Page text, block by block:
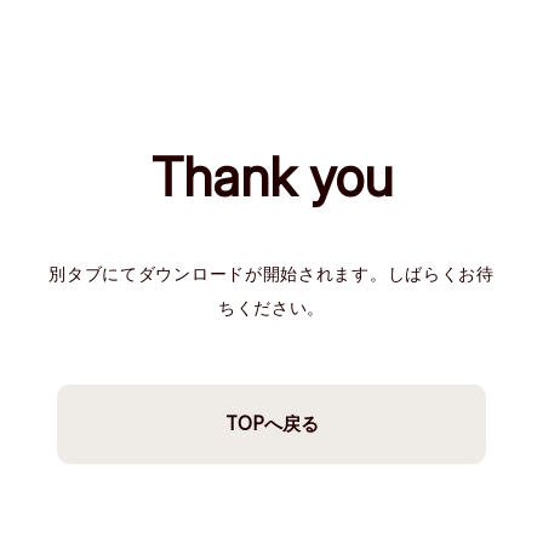
Thank you
別タブにてダウンロードが開始されます。しばらくお待
ちください。
TOPへ戻る